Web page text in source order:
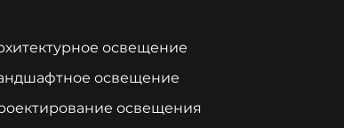
освещение
освещение
освещения